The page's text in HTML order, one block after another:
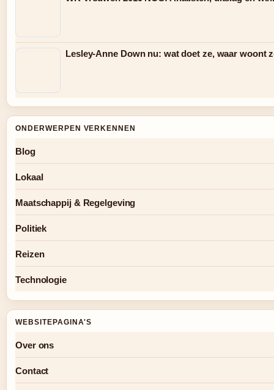
Lesley-Anne Down nu: wat doet ze, waar woont
ONDERWERPEN VERKENNEN
Blog
Lokaal
Maatschappij & Regelgeving
Politiek
Reizen
Technologie
WEBSITEPAGINA'S
Over ons
Contact